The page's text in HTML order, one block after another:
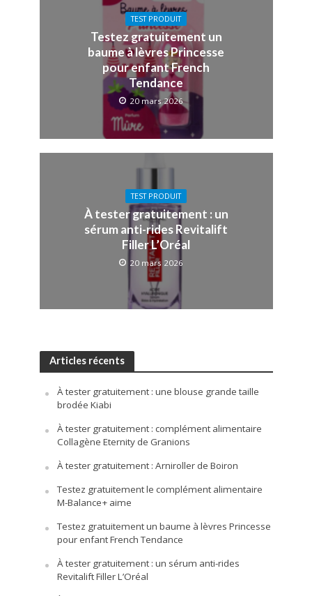
TEST PRODUIT
Testez gratuitement un
baume à lèvres Princesse
pour enfant French
Tendance
20 mars 2026
TEST PRODUIT
À tester gratuitement : un
sérum anti-rides Revitalift
Filler L’Oréal
20 mars 2026
Articles récents
À tester gratuitement : une blouse grande taille
brodée Kiabi
À tester gratuitement : complément alimentaire
Collagène Eternity de Granions
À tester gratuitement : Arniroller de Boiron
Testez gratuitement le complément alimentaire
M-Balance+ aime
Testez gratuitement un baume à lèvres Princesse
pour enfant French Tendance
À tester gratuitement : un sérum anti-rides
Revitalift Filler L’Oréal